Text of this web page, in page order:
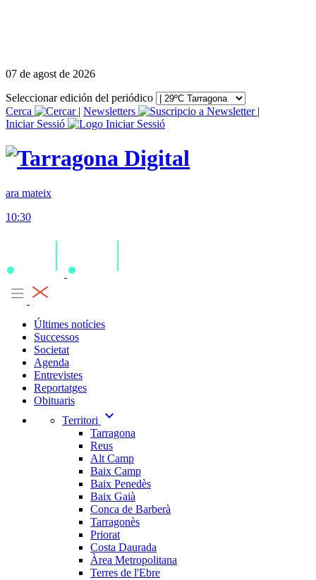
07 de agost de 2026
Seleccionar edición del periódico
Cerca
| Newsletters
|
Iniciar Sessió
ara mateix
10:30
Últimes notícies
Successos
Societat
Agenda
Entrevistes
Reportatges
Obituaris
Territori
expand_more
Tarragona
Reus
Alt Camp
Baix Camp
Baix Penedès
Baix Gaià
Conca de Barberà
Tarragonès
Priorat
Costa Daurada
Àrea Metropolitana
Terres de l'Ebre